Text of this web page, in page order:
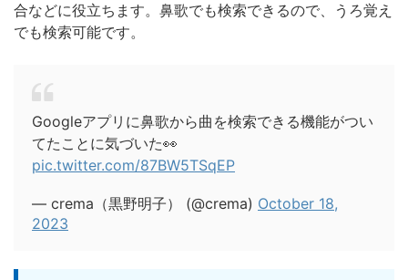
合などに役立ちます。鼻歌でも検索できるので、うろ覚え
でも検索可能です。
Googleアプリに鼻歌から曲を検索できる機能がつい
てたことに気づいた👀
pic.twitter.com/87BW5TSqEP
— crema（黒野明子） (@crema) October 18,
2023